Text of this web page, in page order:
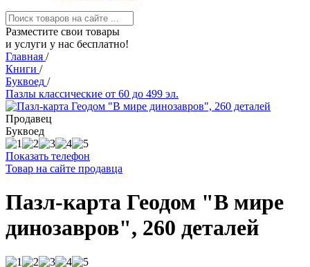
Разместите свои товары
и услуги у нас бесплатно!
Главная /
Книги /
Буквоед /
Пазлы классические от 60 до 499 эл.
Продавец
Буквоед
Показать телефон
Товар на сайте продавца
Пазл-карта Геодом "В мире
динозавров", 260 деталей